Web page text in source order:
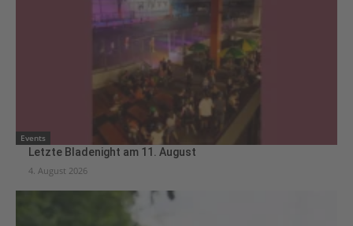
Events
Letzte Bladenight am 11. August
4. August 2026